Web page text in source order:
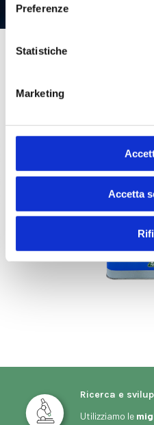
Preferenze
Statistiche
Marketing
Accetta
Ricerca e
Utilizziamo le